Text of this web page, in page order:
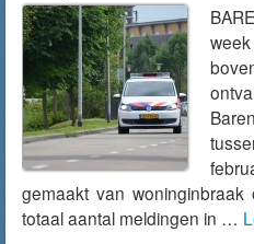
gemaakt van
totaal aantal meldingen in …